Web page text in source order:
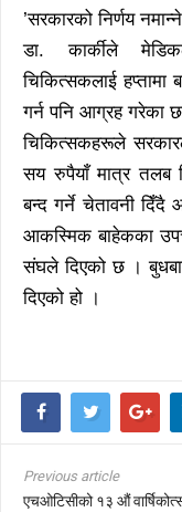
’सरकारको निर्णय
डा. कार्कीले
चिकित्सकलाई हप्तामा
गर्न पनि आग्रह गरेका
चिकित्सकहरूले
सय रुपैयाँ मात्र तलब
बन्द गर्ने चेतावनी
आकस्मिक बाहेकका
संघले दिएको छ ।
दिएको हो ।
Previous article
एचओटिसीको १३ औं